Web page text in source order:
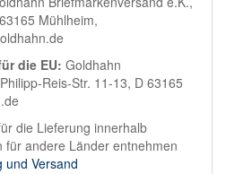
Mühlheim,
die EU: Goldhahn
Reis-Str. 11-13, D 63165
die Lieferung innerhalb
für andere Länder entnehmen
und Versand